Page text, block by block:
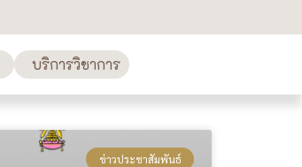
บริการวิชาการ
ข่าวประชาสัมพันธ์